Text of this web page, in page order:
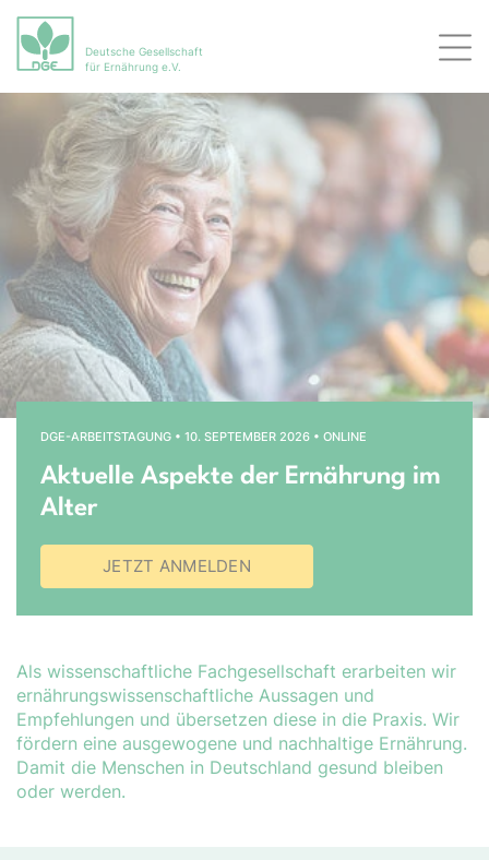
Deutsche Gesellschaft
für Ernährung e.V.
Startseite
Bühnenslider überspringen
DGE-ARBEITSTAGUNG • 10. SEPTEMBER 2026 • ONLINE
Aktuelle Aspekte der Ernährung im
Alter
JETZT ANMELDEN
Als wissenschaftliche Fachgesellschaft erarbeiten wir
er­nähr­ungs­wis­sen­schaft­liche Aussagen und
Empfehlungen und übersetzen diese in die Praxis. Wir
fördern eine ausgewogene und nachhaltige Ernährung.
Damit die Menschen in Deutschland gesund bleiben
oder werden.